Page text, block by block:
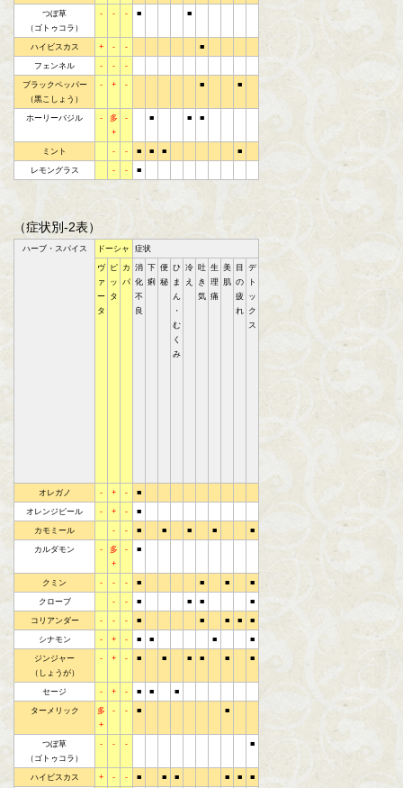
つぼ草
（ゴトゥコラ）
- - - ■ ■
ハイビスカス + - - ■
フェンネル - - -
ブラックペッパー
（黒こしょう）
- + - ■ ■
ホーリーバジル -
多
+
- ■ ■ ■
ミント - - ■ ■ ■ ■
レモングラス - - ■
（症状別-2表）
ハーブ・スパイス ドーシャ 症状
ヴ
ァ
ー
タ
ピ
ッ
タ
カ
パ
消
化
不
良
下
痢
便
秘
ひ
ま
ん
・
む
く
み
冷
え
吐
き
気
生
理
痛
美
肌
目
の
疲
れ
デ
ト
ッ
ク
ス
オレガノ - + - ■
オレンジピール - + - ■
カモミール - - ■ ■ ■ ■ ■
カルダモン -
多
+
- ■
クミン - - - ■ ■ ■ ■
クローブ - - ■ ■ ■ ■
コリアンダー - - - ■ ■ ■ ■ ■
シナモン - + - ■ ■ ■ ■
ジンジャー
（しょうが）
- + - ■ ■ ■ ■ ■ ■
セージ - + - ■ ■ ■
ターメリック
多
+
- - ■ ■
つぼ草
（ゴトゥコラ）
- - - ■
ハイビスカス + - - ■ ■ ■ ■ ■ ■